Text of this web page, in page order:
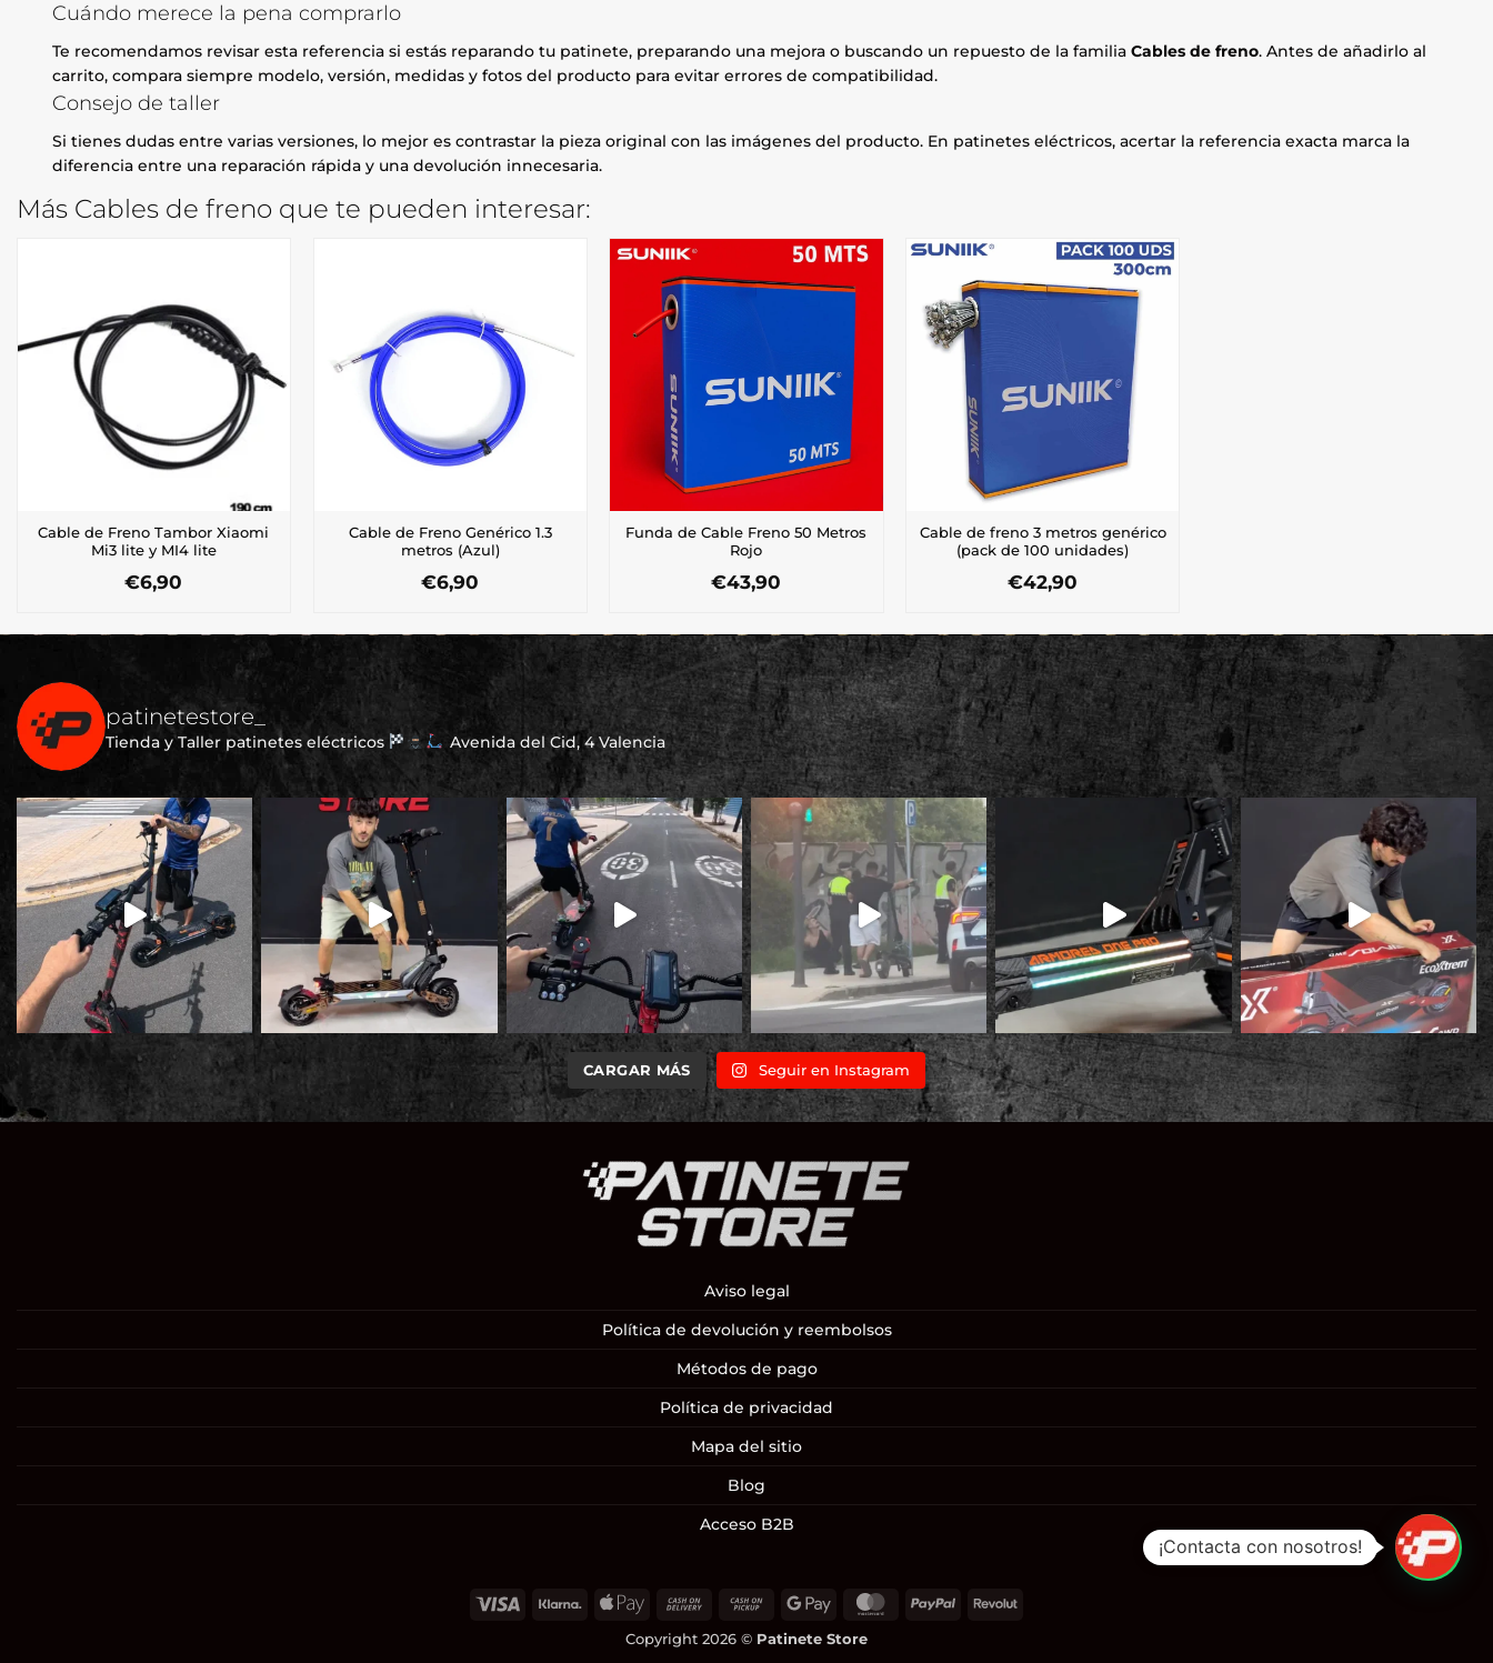
Cuándo merece la pena comprarlo
Te recomendamos revisar esta referencia si estás reparando tu patinete, preparando una mejora o buscando un repuesto de la familiaCables de freno. Antes de añadirlo al
carrito, compara siempre modelo, versión, medidas y fotos del producto para evitar errores de compatibilidad.
Consejo de taller
Si tienes dudas entre varias versiones, lo mejor es contrastar la pieza original con las imágenes del producto. En patinetes eléctricos, acertar la referencia exacta marca la
diferencia entre una reparación rápida y una devolución innecesaria.
Más Cables de freno que te pueden interesar:
Cable de Freno Tambor Xiaomi
Mi3 lite y MI4 lite
€6,90
Cable de Freno Genérico 1.3
metros (Azul)
€6,90
Funda de Cable Freno 50 Metros
Rojo
€43,90
Cable de freno 3 metros genérico
(pack de 100 unidades)
€42,90
patinetestore_
Tienda y Taller patinetes eléctricos Avenida del Cid, 4 Valencia
CARGAR MÁS Seguir en Instagram
Aviso legal
Política de devolución y reembolsos
Métodos de pago
Política de privacidad
Mapa del sitio
Blog
Acceso B2B
Visa Klarna
Apple
Cash
Delivery
Cash
Pickup
Google
MasterCardPayPal Revolut
Copyright 2026 © Patinete Store
¡Contacta con nosotros!